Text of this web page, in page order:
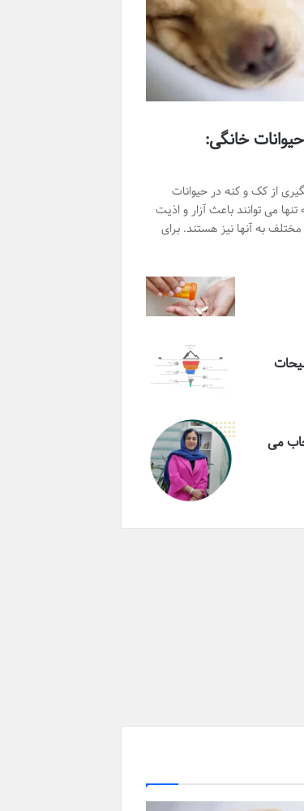
خانگی:
از کک و کنه در حیوانات
می توانند باعث آزار و اذیت
مختلف به آنها نیز هستند. برای
می